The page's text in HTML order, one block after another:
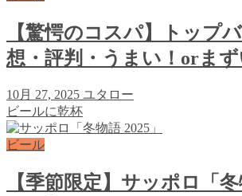
【驚愕のコスパ】トップ
想・評判・うまい！orまず
10月 27, 2025 ユタロー
ビールに乾杯
ビール
【季節限定】サッポロ「